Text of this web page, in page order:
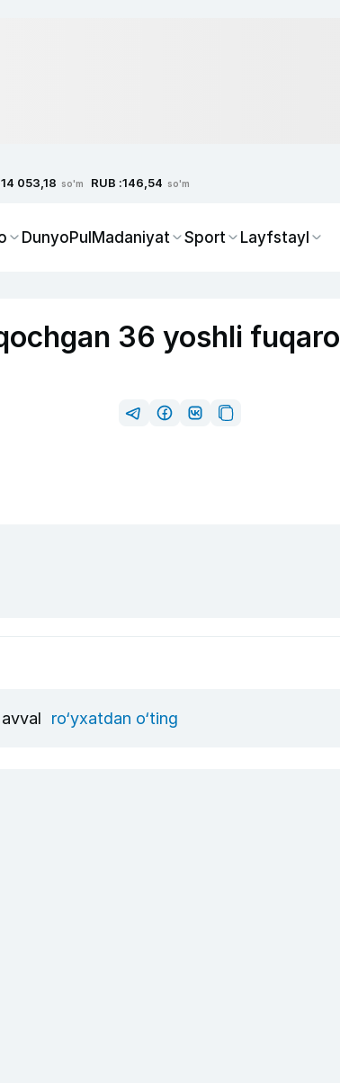
14 053,18 so'm RUB :146,54 so'm
DunyoPulMadaniyat Sport Layfstayl
36 yoshli fuqaro
ro‘yxatdan o‘ting